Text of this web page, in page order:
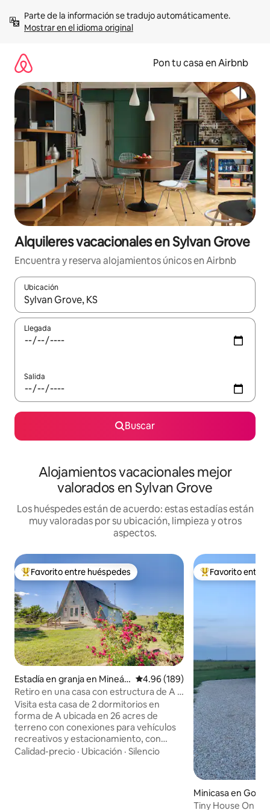
contenidoMostrar en el idioma original
Pon tu casa en Airbnb
Alquileres vacacionales en Sylvan Grove
Encuentra y reserva alojamientos únicos en Airbnb
Ubicación
Cuando los resultados estén disponibles, navega con las
Llegada
Salida
Buscar
Alojamientos vacacionales mejor
valorados en Sylvan Grove
Los huéspedes están de acuerdo: estas estadías están
muy valoradas por su ubicación, limpieza y otros
aspectos.
Favorito entre huéspedes preferido
Favorito entre huéspedes
Estadía en granja en Mineáp
olis
Calificación promedio: 4.96 de
4.96 (189)
Retiro en una casa con estructura de A -
Plataforma para observar las estrellas -
Fogata para vehículos eléctricos
Visita esta casa de 2 dormitorios en
forma de A ubicada en 26 acres de
terreno con conexiones para vehículos
recreativos y estacionamiento, con
terraza y vistas al campo, a minutos de
Calidad-precio · Ubicación · Silencio
Favorito entre
Favorito entre
Minicasa en
Tiny House On